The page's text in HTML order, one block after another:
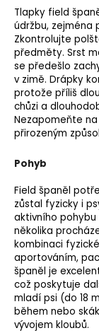
Tlapky field
údržbu, zejména
Zkontrolujte
předměty. Srst
se předešlo
v zimě. Drápky
protože příliš
chůzi a
Nezapomeňte na
přirozeným
Pohyb
Field španěl
zůstal fyzicky i
aktivního
několika
kombinaci
aportováním,
španěl je
což poskytuje
mladí psi (do 18
během nebo
vývojem kloubů.